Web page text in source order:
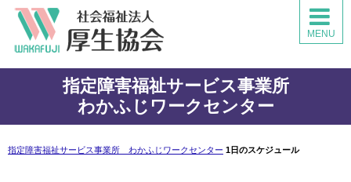
指定障害福祉サービス事業所
わかふじワークセンター
MENU
わかふじワークセンター
施設TOP
ご利用者様へ
事業所のご案内
指定障害福祉サービス事業所 わかふじワークセンター 1日のスケジュール